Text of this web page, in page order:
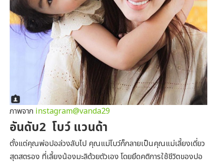
ภาพจาก instagram@vanda29
อันดับ2 โบว์ แวนด้า
ตั้งแต่คุณพ่อปอล่วงลับไป คุณแม่โบว์ก็กลายเป็นคุณแม่เลี้ยงเดี่ยว
สุดสตรอง ที่เลี้ยงน้องมะลิด้วยตัวเอง โดยยึดคติการใช้ชีวิตของปอ